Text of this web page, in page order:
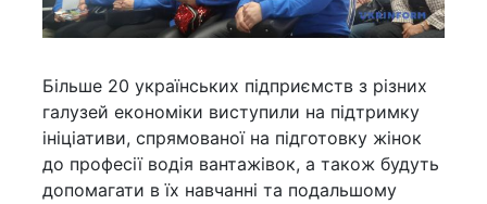
Більше 20 українських підприємств з різних
галузей економіки виступили на підтримку
ініціативи, спрямованої на підготовку жінок
до професії водія вантажівок, а також будуть
допомагати в їх навчанні та подальшому